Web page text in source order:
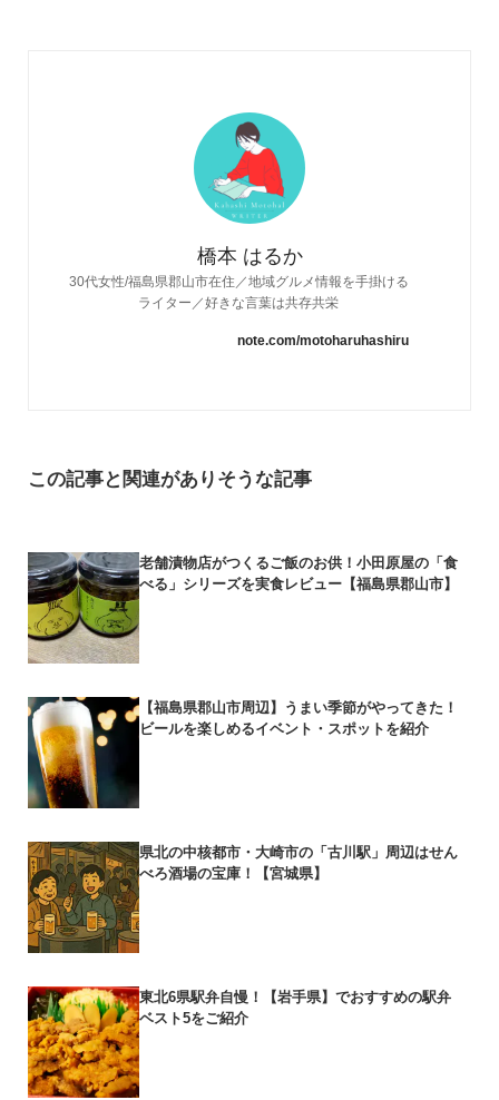
橋本 はるか
30代女性/福島県郡山市在住／地域グルメ情報を手掛ける
ライター／好きな言葉は共存共栄
note.com/motoharuhashiru
この記事と関連がありそうな記事
老舗漬物店がつくるご飯のお供！小田原屋の「食
べる」シリーズを実食レビュー【福島県郡山市】
【福島県郡山市周辺】うまい季節がやってきた！
ビールを楽しめるイベント・スポットを紹介
県北の中核都市・大崎市の「古川駅」周辺はせん
べろ酒場の宝庫！【宮城県】
東北6県駅弁自慢！【岩手県】でおすすめの駅弁
ベスト5をご紹介